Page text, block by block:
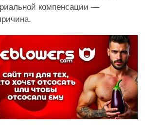
компенсации —